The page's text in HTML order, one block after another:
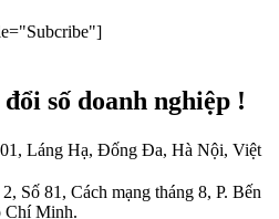
số doanh nghiệp !
Láng Hạ, Đống Đa, Hà Nội, Việt
Số 81, Cách mạng tháng 8, P. Bến
Chí Minh.